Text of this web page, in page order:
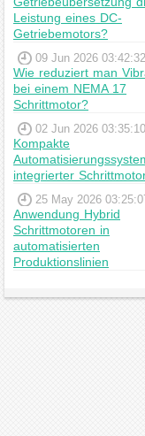
Leistung eines DC-
Getriebemotors?
09 Jun 2026 03:42:32
Wie reduziert man
bei einem NEMA 17
Schrittmotor?
02 Jun 2026 03:35:10
Kompakte
integrierter
25 May 2026
Anwendung Hybrid
Schrittmotoren in
automatisierten
Produktionslinien